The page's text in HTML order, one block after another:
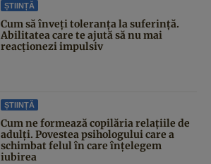
ȘTIINȚĂ
Cum să înveți toleranța la suferință.
Abilitatea care te ajută să nu mai
reacționezi impulsiv
ȘTIINȚĂ
Cum ne formează copilăria relațiile de
adulți. Povestea psihologului care a
schimbat felul în care înțelegem
iubirea